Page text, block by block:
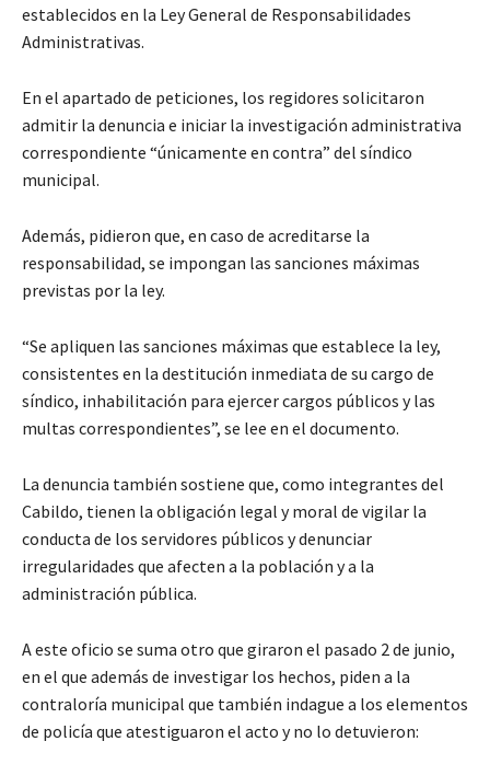
establecidos en la Ley General de Responsabilidades
Administrativas.
En el apartado de peticiones, los regidores solicitaron
admitir la denuncia e iniciar la investigación administrativa
correspondiente “únicamente en contra” del síndico
municipal.
Además, pidieron que, en caso de acreditarse la
responsabilidad, se impongan las sanciones máximas
previstas por la ley.
“Se apliquen las sanciones máximas que establece la ley,
consistentes en la destitución inmediata de su cargo de
síndico, inhabilitación para ejercer cargos públicos y las
multas correspondientes”, se lee en el documento.
La denuncia también sostiene que, como integrantes del
Cabildo, tienen la obligación legal y moral de vigilar la
conducta de los servidores públicos y denunciar
irregularidades que afecten a la población y a la
administración pública.
A este oficio se suma otro que giraron el pasado 2 de junio,
en el que además de investigar los hechos, piden a la
contraloría municipal que también indague a los elementos
de policía que atestiguaron el acto y no lo detuvieron: